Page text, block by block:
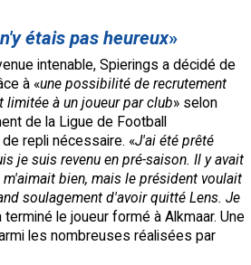
étais pas heureux»
intenable, Spierings a décidé de
à «une possibilité de recrutement
à un joueur par club» selon
de la Ligue de Football
repli nécessaire. «J'ai été prêté
je suis revenu en pré-saison. Il y avait
bien, mais le président voulait
soulagement d'avoir quitté Lens. Je
terminé le joueur formé à Alkmaar. Une
les nombreuses réalisées par